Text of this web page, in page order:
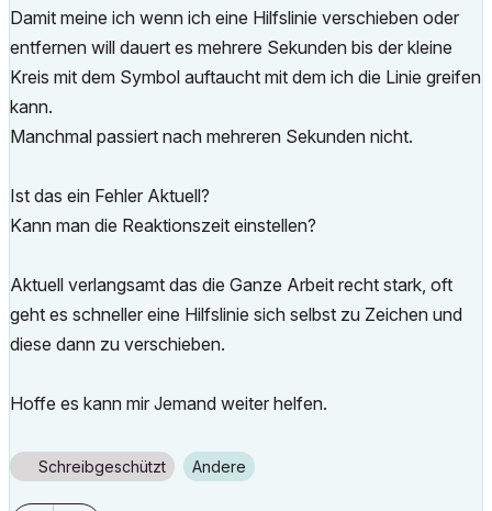
Damit meine ich wenn ich eine Hilfslinie verschieben oder
entfernen will dauert es mehrere Sekunden bis der kleine
Kreis mit dem Symbol auftaucht mit dem ich die Linie greifen
kann.
Manchmal passiert nach mehreren Sekunden nicht.
Ist das ein Fehler Aktuell?
Kann man die Reaktionszeit einstellen?
Aktuell verlangsamt das die Ganze Arbeit recht stark, oft
geht es schneller eine Hilfslinie sich selbst zu Zeichen und
diese dann zu verschieben.
Hoffe es kann mir Jemand weiter helfen.
Schreibgeschützt Andere